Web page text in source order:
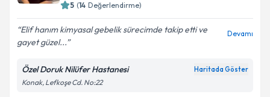
5 (14 Değerlendirme)
Elif hanım kimyasal gebelik sürecimde takip etti ve
gayet güzel...
Devamı
Özel Doruk Nilüfer Hastanesi Haritada Göster
Konak, Lefkoşe Cd. No:22